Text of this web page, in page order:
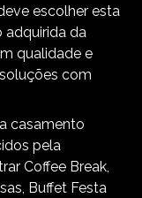
escolher esta
adquirida da
qualidade e
com
casamento
pela
Coffee Break,
Buffet Festa